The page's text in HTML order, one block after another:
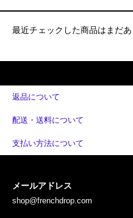
最近チェックした商品はまだあ
返品について
配送・送料について
支払い方法について
メールアドレス
shop@frenchdrop.com